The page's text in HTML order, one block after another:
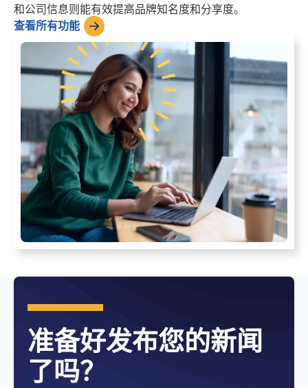
和公司信息则能有效提高品牌知名度和分享度。
查看所有功能
准备好发布您的新闻
了吗？